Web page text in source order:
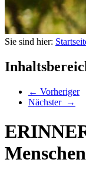
Sie sind hier:
← Vorheriger
Nächster →